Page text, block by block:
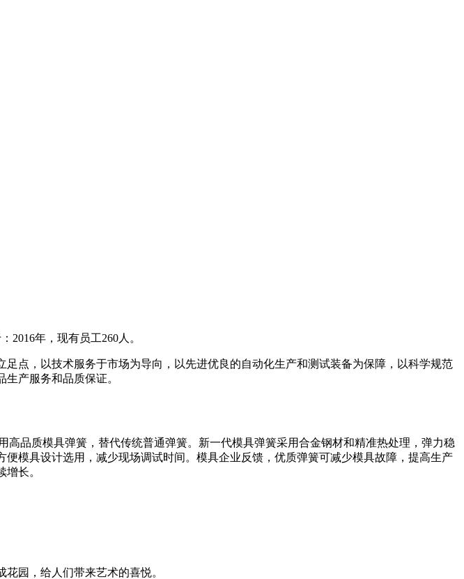
2016年，现有员工260人。
点，以技术服务于市场为导向，以先进优良的自动化生产和测试装备为保障，以科学规范
产服务和品质保证。
品质模具弹簧，替代传统普通弹簧。新一代模具弹簧采用合金钢材和精准热处理，弹力稳
模具设计选用，减少现场调试时间。模具企业反馈，优质弹簧可减少模具故障，提高生产
长。
园，给人们带来艺术的喜悦。